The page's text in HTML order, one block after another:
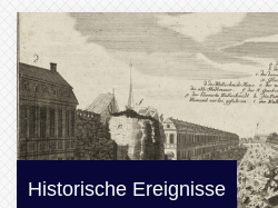
Historische Ereignisse